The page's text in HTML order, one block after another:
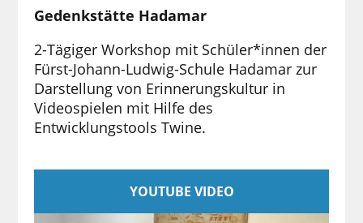
Gedenkstätte Hadamar
2-Tägiger Workshop mit Schüler*innen der
Fürst-Johann-Ludwig-Schule Hadamar zur
Darstellung von Erinnerungskultur in
Videospielen mit Hilfe des
Entwicklungstools Twine.
YOUTUBE VIDEO